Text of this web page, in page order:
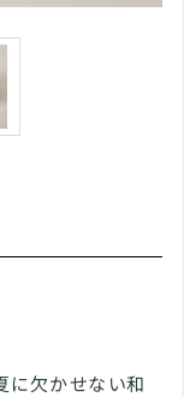
に欠かせない和